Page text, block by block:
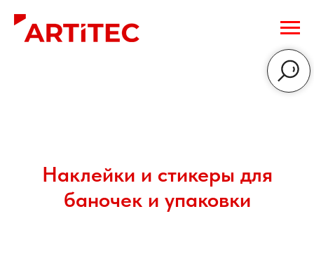
Наклейки и стикеры для
баночек и упаковки